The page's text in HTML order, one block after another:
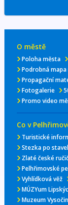
O městě
Poloha města
Podrobná
Propagační
Fotogalerie
Promo video
Co v
Turistické
Stezka po
Zlaté české
Pelhřimovské
Vyhlídková věž
MÚZYum
Muzeum